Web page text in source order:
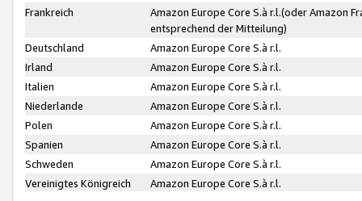
Frankreich
Amazon Europe Core S.à r.l.(oder Amazon
entsprechend der Mitteilung)
Deutschland
Amazon Europe Core S.à r.l.
Irland
Amazon Europe Core S.à r.l.
Italien
Amazon Europe Core S.à r.l.
Niederlande
Amazon Europe Core S.à r.l.
Polen
Amazon Europe Core S.à r.l.
Spanien
Amazon Europe Core S.à r.l.
Schweden
Amazon Europe Core S.à r.l.
Vereinigtes Königreich
Amazon Europe Core S.à r.l.